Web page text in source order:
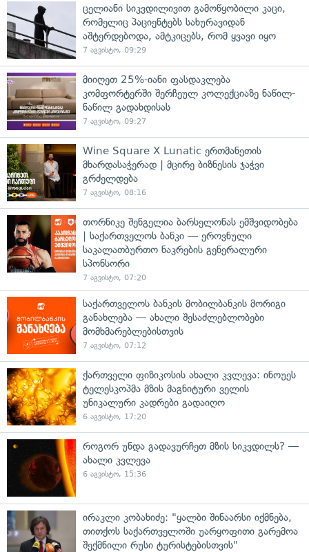
ცელიანი სიკვდილივით გამოწყობილი კაცი,
რომელიც პაციენტებს სახურავიდან
აშტერდებოდა, ამტკიცებს, რომ ყვავი იყო
7 აგვისტო, 09:29
მიიღეთ 25%-იანი ფასდაკლება
კომფორტერში შერჩეულ კოლექციაზე ნაწილ-
ნაწილ გადახდისას
7 აგვისტო, 09:27
Wine Square X Lunatic ერთმანეთის
მხარდასაჭერად | მცირე ბიზნესის ჯაჭვი
გრძელდება
7 აგვისტო, 08:16
თორნიკე შენგელია ბარსელონას ემშვიდობება
| საქართველოს ბანკი — ეროვნული
საკალათბურთო ნაკრების გენერალური
სპონსორი
7 აგვისტო, 07:20
საქართველოს ბანკის მობილბანკის მორიგი
განახლება — ახალი შესაძლებლობები
მომხმარებლებისთვის
7 აგვისტო, 07:12
ქართველი ფიზიკოსის ახალი კვლევა: ინოუეს
ტელესკოპმა მზის მაგნიტური ველის
უნიკალური კადრები გადაიღო
6 აგვისტო, 17:20
როგორ უნდა გადავურჩეთ მზის სიკვდილს? —
ახალი კვლევა
6 აგვისტო, 15:36
ირაკლი კობახიძე: "ყალბი შინაარსი იქმნება,
თითქოს საქართველოში უარყოფითი გარემოა
შექმნილი რუსი ტურისტებისთვის"